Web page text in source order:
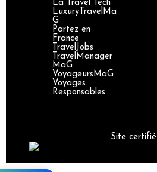
La Travel Tech
LuxuryTravelMa
G
Partez en
France
TravelJobs
TravelManager
MaG
VoyageursMaG
Voyages
Responsables
Site certifié